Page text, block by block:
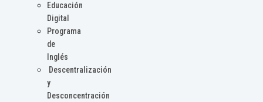
Educación
Digital
Programa
de
Inglés
Descentralización
y
Desconcentración